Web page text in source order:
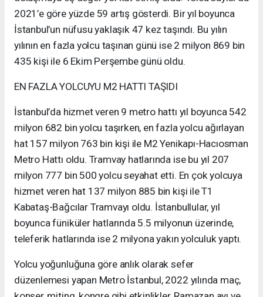
2021’e göre yüzde 59 artış gösterdi. Bir yıl boyunca
İstanbul’un nüfusu yaklaşık 47 kez taşındı. Bu yılın
yılının en fazla yolcu taşınan günü ise 2 milyon 869 bin
435 kişi ile 6 Ekim Perşembe günü oldu.
EN FAZLA YOLCUYU M2 HATTI TAŞIDI
İstanbul’da hizmet veren 9 metro hattı yıl boyunca 542
milyon 682 bin yolcu taşırken, en fazla yolcu ağırlayan
hat 157 milyon 763 bin kişi ile M2 Yenikapı-Hacıosman
Metro Hattı oldu. Tramvay hatlarında ise bu yıl 207
milyon 777 bin 500 yolcu seyahat etti. En çok yolcuya
hizmet veren hat 137 milyon 885 bin kişi ile T1
Kabataş-Bağcılar Tramvayı oldu. İstanbullular, yıl
boyunca füniküler hatlarında 5.5 milyonun üzerinde,
teleferik hatlarında ise 2 milyona yakın yolculuk yaptı.
Yolcu yoğunluğuna göre anlık olarak sefer
düzenlemesi yapan Metro İstanbul, 2022 yılında maç,